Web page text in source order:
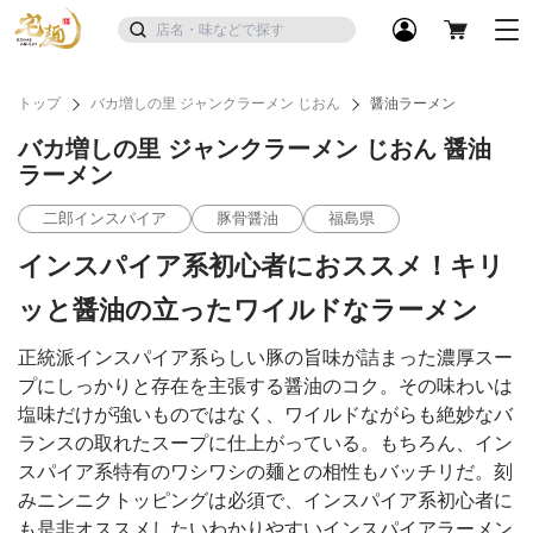
トップ バカ増しの里 ジャンクラーメン じおん 醤油ラーメン
バカ増しの里 ジャンクラーメン じおん 醤油
ラーメン
二郎インスパイア 豚骨醤油 福島県
インスパイア系初心者におススメ！キリ
ッと醤油の立ったワイルドなラーメン
正統派インスパイア系らしい豚の旨味が詰まった濃厚スー
プにしっかりと存在を主張する醤油のコク。その味わいは
塩味だけが強いものではなく、ワイルドながらも絶妙なバ
ランスの取れたスープに仕上がっている。もちろん、イン
スパイア系特有のワシワシの麺との相性もバッチリだ。刻
みニンニクトッピングは必須で、インスパイア系初心者に
も是非オススメしたいわかりやすいインスパイアラーメン